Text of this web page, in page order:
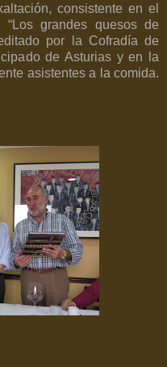
consistente en el
“Los grandes quesos de
por la Cofradía de
de Asturias y en la
asistentes a la comida.